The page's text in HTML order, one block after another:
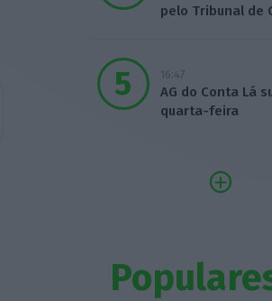
pelo Tribunal de
16:47
AG do Conta Lá
quarta-feira